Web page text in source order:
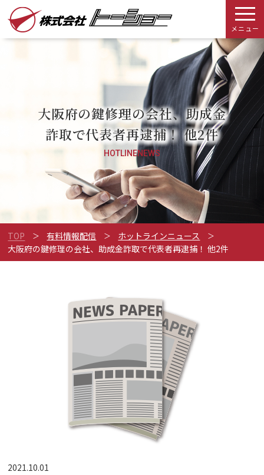
メニュー
大阪府の鍵修理の会社、助成金
詐取で代表者再逮捕！ 他2件
HOTLINENEWS
TOP 有料情報配信
ホットラインニュース
大阪府の鍵修理の会社、助成金詐取で代表者再逮捕！ 他2件
2021.10.01